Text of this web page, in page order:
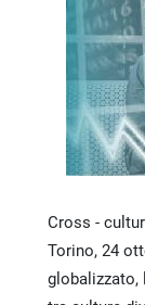
Cross -
Torino, 24
globalizzato,